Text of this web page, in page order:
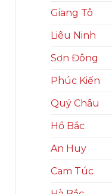
Giang Tô
Liêu Ninh
Sơn Đông
Phúc Kiến
Quý Châu
Hồ Bắc
An Huy
Cam Túc